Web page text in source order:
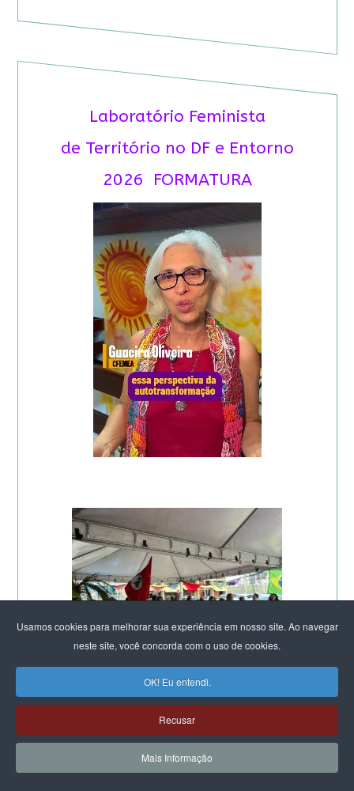
Usamos cookies para melhorar sua experiência em nosso site. Ao navegar
neste site, você concorda com o uso de cookies.
OK! Eu entendi.
Recusar
Mais Informação
Laboratório Feminista
de Território no DF e Entorno
2026 FORMATURA